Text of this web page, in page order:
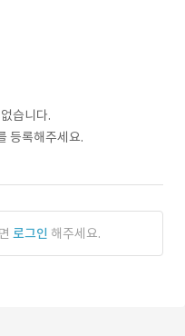
습니다.
등록해주세요.
로그인 해주세요.